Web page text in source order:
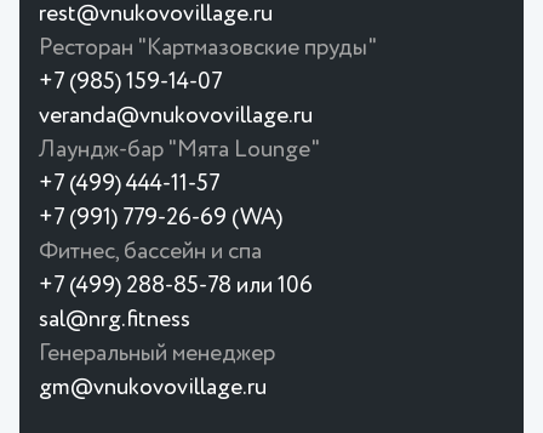
rest@vnukovovillage.ru
Ресторан "Картмазовские пруды"
+7 (985) 159-14-07
veranda@vnukovovillage.ru
Лаундж-бар "Мята Lounge"
+7 (499) 444-11-57
+7 (991) 779-26-69 (WA)
Фитнес, бассейн и спа
+7 (499) 288-85-78 или 106
sal@nrg.fitness
Генеральный менеджер
gm@vnukovovillage.ru